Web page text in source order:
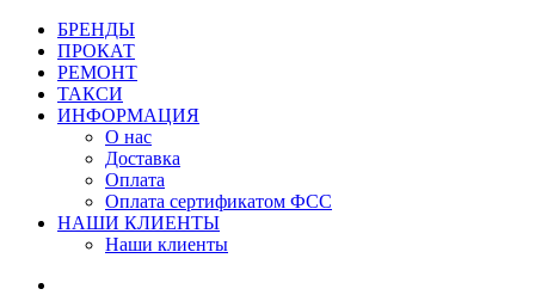
БРЕНДЫ
ПРОКАТ
РЕМОНТ
ТАКСИ
ИНФОРМАЦИЯ
О нас
Доставка
Оплата
Оплата сертификатом ФСС
НАШИ КЛИЕНТЫ
Наши клиенты